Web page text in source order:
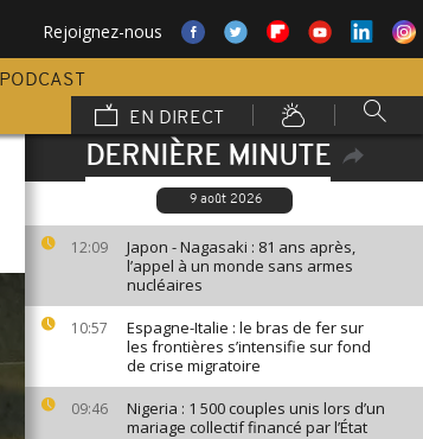
Rejoignez-nous
PODCAST
EN DIRECT
DERNIÈRE MINUTE
9 août 2026
12:09
Japon - Nagasaki : 81 ans après,
l’appel à un monde sans armes
nucléaires
10:57
Espagne-Italie : le bras de fer sur
les frontières s’intensifie sur fond
de crise migratoire
09:46
Nigeria : 1 500 couples unis lors d’un
mariage collectif financé par l’État